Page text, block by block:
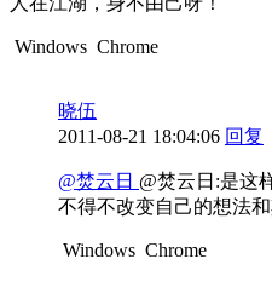
Windows Chrome
晓伍
2011-08-21 18:04:06 回复
@焚云日 @焚云日:是这
不得不改变自己的想法
Windows Chrome